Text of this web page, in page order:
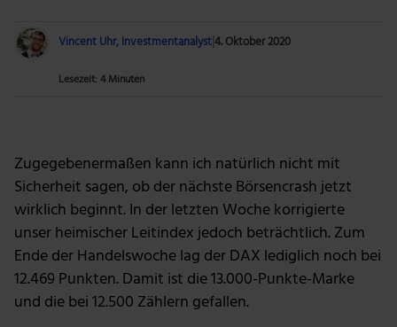
Vincent Uhr, Investmentanalyst4. Oktober 2020
Lesezeit: 4 Minuten
Zugegebenermaßen kann ich natürlich nicht mit
Sicherheit sagen, ob der nächste Börsencrash jetzt
wirklich beginnt. In der letzten Woche korrigierte
unser heimischer Leitindex jedoch beträchtlich. Zum
Ende der Handelswoche lag der DAX lediglich noch bei
12.469 Punkten. Damit ist die 13.000-Punkte-Marke
und die bei 12.500 Zählern gefallen.